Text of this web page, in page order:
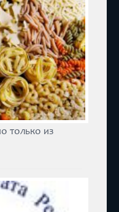
только из